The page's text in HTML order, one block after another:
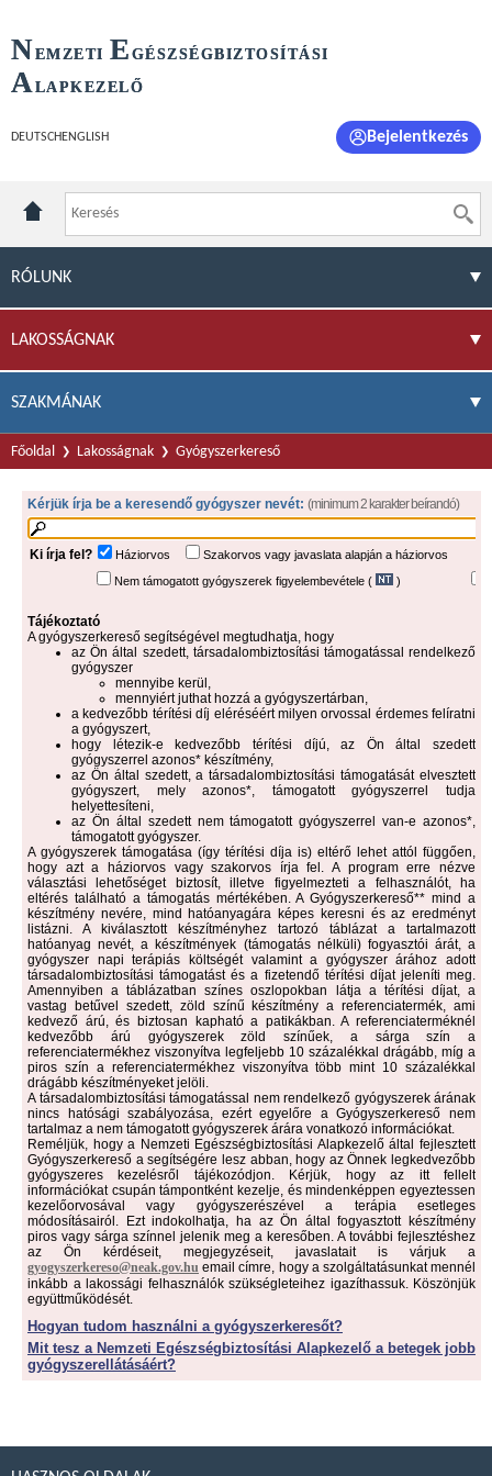
NEMZETI E GÉSZSÉGBIZTOSÍTÁSI
ALAPKEZELŐ
DEUTSCH ENGLISH Bejelentkezés
RÓLUNK
LAKOSSÁGNAK
SZAKMÁNAK
Főoldal Lakosságnak Gyógyszerkereső